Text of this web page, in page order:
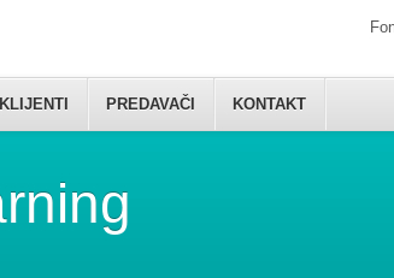
KLIJENTI PREDAVAČI KONTAKT